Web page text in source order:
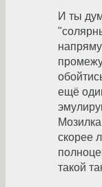
И ты
ещё
скорее
такой